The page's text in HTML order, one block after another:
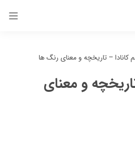
کانادا – تاریخچه و معنای رنگ ها
و معنای